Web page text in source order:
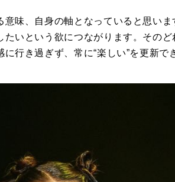
意味、自身の軸となっていると思い
いという欲につながります。その
に行き過ぎず、常に“楽しい”を更新で